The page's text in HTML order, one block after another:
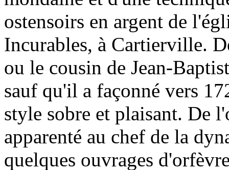
ostensoirs en argent de
Incurables, à Cartierville.
ou le cousin de Jean-
sauf qu'il a façonné vers
style sobre et plaisant. De
apparenté au chef de la
quelques ouvrages